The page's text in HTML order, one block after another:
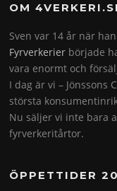
OM
Sven var 14 år när
Fyrverkerier började
vara enormt och
I dag är vi – Jönssons
största
Nu säljer vi inte bara
fyrverkeritårtor.
ÖPPETTIDER